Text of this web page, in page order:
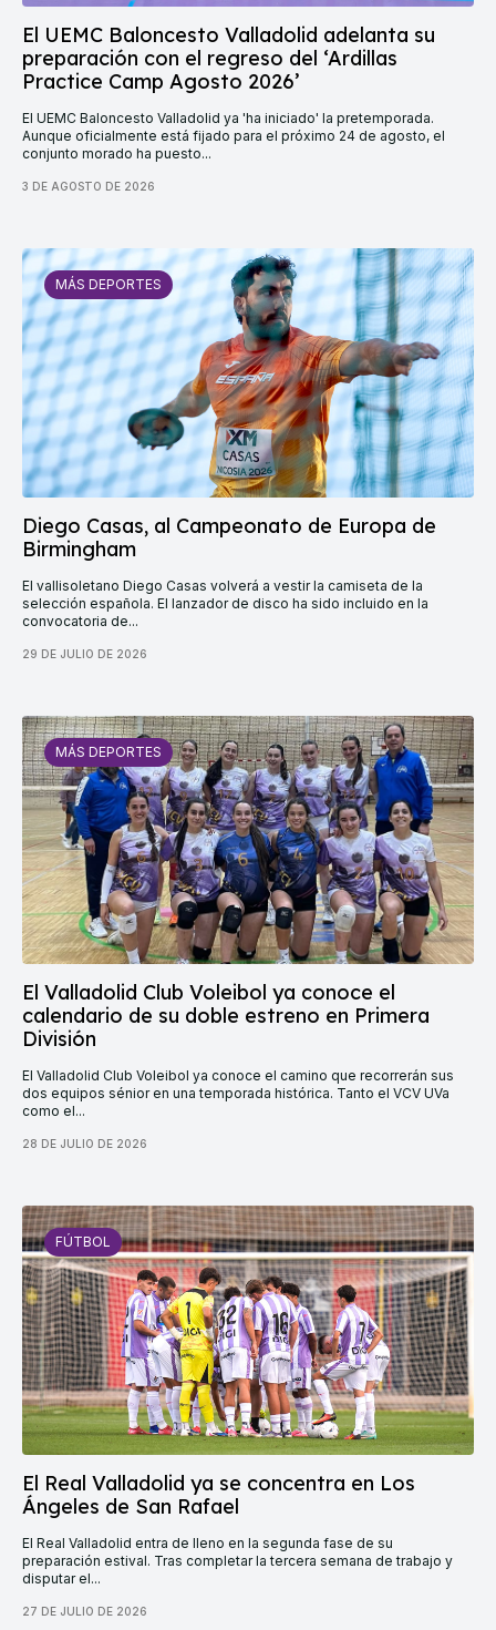
El UEMC Baloncesto Valladolid adelanta su
preparación con el regreso del ‘Ardillas
Practice Camp Agosto 2026’
El UEMC Baloncesto Valladolid ya 'ha iniciado' la pretemporada.
Aunque oficialmente está fijado para el próximo 24 de agosto, el
conjunto morado ha puesto...
3 DE AGOSTO DE 2026
MÁS DEPORTES
Diego Casas, al Campeonato de Europa de
Birmingham
El vallisoletano Diego Casas volverá a vestir la camiseta de la
selección española. El lanzador de disco ha sido incluido en la
convocatoria de...
29 DE JULIO DE 2026
MÁS DEPORTES
El Valladolid Club Voleibol ya conoce el
calendario de su doble estreno en Primera
División
El Valladolid Club Voleibol ya conoce el camino que recorrerán sus
dos equipos sénior en una temporada histórica. Tanto el VCV UVa
como el...
28 DE JULIO DE 2026
FÚTBOL
El Real Valladolid ya se concentra en Los
Ángeles de San Rafael
El Real Valladolid entra de lleno en la segunda fase de su
preparación estival. Tras completar la tercera semana de trabajo y
disputar el...
27 DE JULIO DE 2026